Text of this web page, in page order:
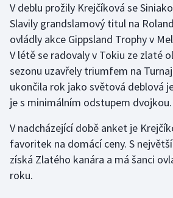
Triatlon
Veslování
Vodní slalom
Volejbal
V deblu prožily Krejčíková se
Slavily grandslamový titul na
ovládly akce Gippsland Trophy v
V létě se radovaly v Tokiu ze zlaté
sezonu uzavřely triumfem na
ukončila rok jako světová deblová
je s minimálním odstupem dvojkou.
V nadcházející době anket je
favoritek na domácí ceny. S
získá Zlatého kanára a má šanci
roku.